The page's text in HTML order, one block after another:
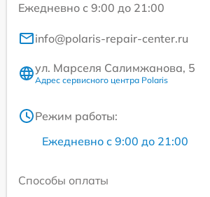
Ежедневно с 9:00 до 21:00
info@polaris-repair-center.ru
ул. Марселя Салимжанова, 5
Адрес сервисного центра Polaris
Режим работы:
Ежедневно с 9:00 до 21:00
Способы оплаты